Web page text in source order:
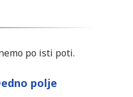
po isti poti.
polje